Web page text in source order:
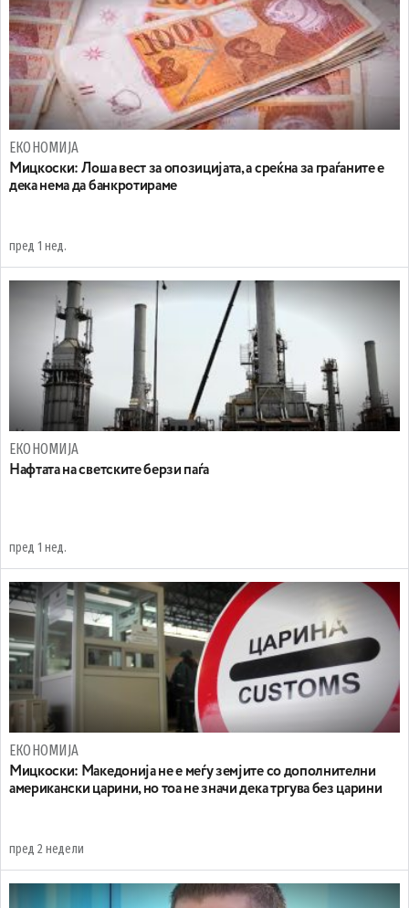
ЕКОНОМИЈА
Мицкоски: Лоша вест за опозицијата, а среќна за граѓаните е
дека нема да банкротираме
пред 1 нед.
ЕКОНОМИЈА
Нафтата на светските берзи паѓа
пред 1 нед.
ЕКОНОМИЈА
Мицкоски: Македонија не е меѓу земјите со дополнителни
американски царини, но тоа не значи дека тргува без царини
пред 2 недели